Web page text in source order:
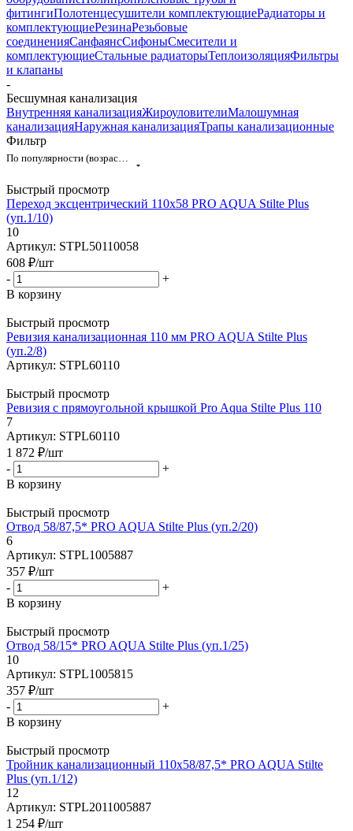
фитингиПолотенцесушители комплектующиеРадиаторы и
комплектующиеРезинаРезьбовые
соединенияСанфаянсСифоныСмесители и
комплектующиеСтальные радиаторыТеплоизоляцияФильтры
и клапаны
-
Бесшумная канализация
Внутренняя канализацияЖироуловителиМалошумная
канализацияНаружная канализацияТрапы канализационные
Фильтр
Быстрый просмотр
Переход эксцентрический 110x58 PRO AQUA Stilte Plus
(уп.1/10)
10
Артикул: STPL50110058
608 ₽/шт
-
+
В корзину
Быстрый просмотр
Ревизия канализационная 110 мм PRO AQUA Stilte Plus
(уп.2/8)
Артикул: STPL60110
Быстрый просмотр
Ревизия с прямоугольной крышкой Pro Aqua Stilte Plus 110
7
Артикул: STPL60110
1 872 ₽/шт
-
+
В корзину
Быстрый просмотр
Отвод 58/87,5* PRO AQUA Stilte Plus (уп.2/20)
6
Артикул: STPL1005887
357 ₽/шт
-
+
В корзину
Быстрый просмотр
Отвод 58/15* PRO AQUA Stilte Plus (уп.1/25)
10
Артикул: STPL1005815
357 ₽/шт
-
+
В корзину
Быстрый просмотр
Тройник канализационный 110х58/87,5* PRO AQUA Stilte
Plus (уп.1/12)
12
Артикул: STPL2011005887
1 254 ₽/шт